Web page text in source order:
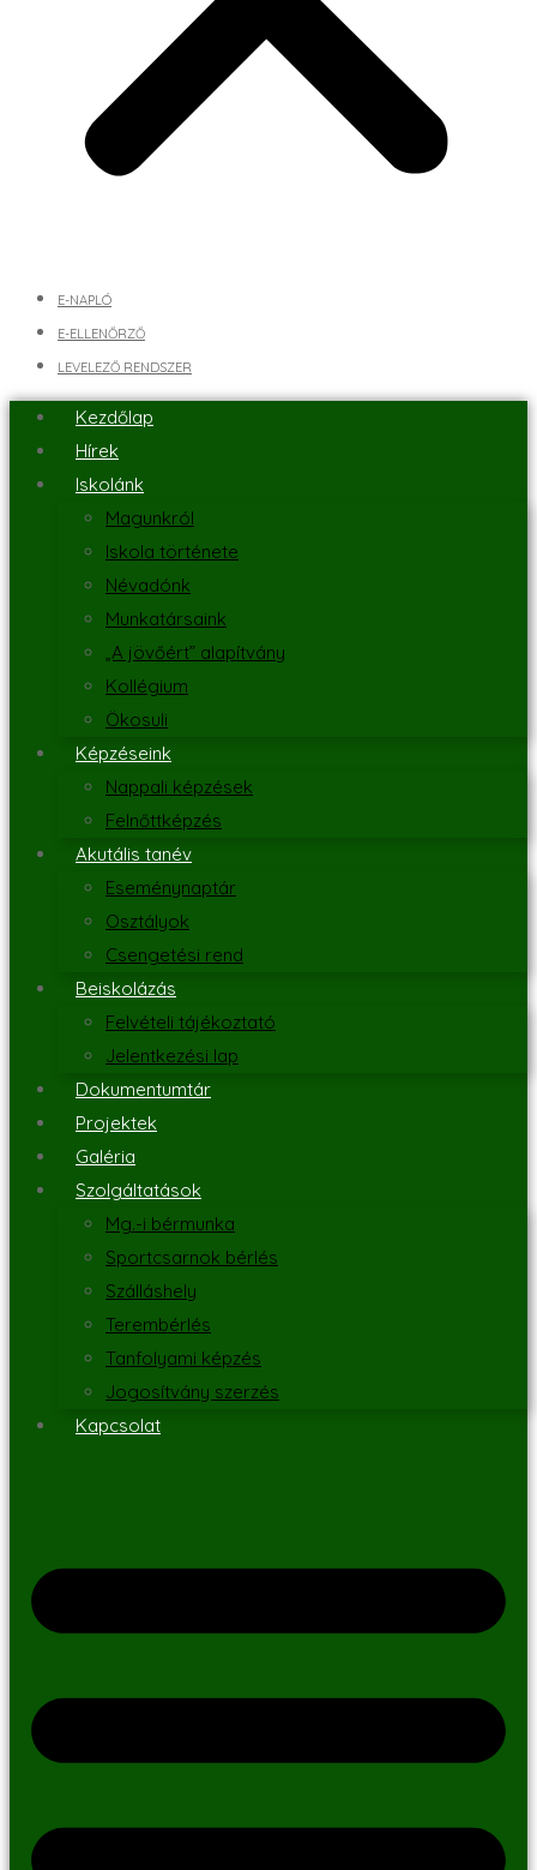
E-NAPLÓ
E-ELLENŐRZŐ
LEVELEZŐ RENDSZER
Kezdőlap
Hírek
Iskolánk
Magunkról
Iskola története
Névadónk
Munkatársaink
„A jövőért” alapítvány
Kollégium
Ökosuli
Képzéseink
Nappali képzések
Felnőttképzés
Akutális tanév
Eseménynaptár
Osztályok
Csengetési rend
Beiskolázás
Felvételi tájékoztató
Jelentkezési lap
Dokumentumtár
Projektek
Galéria
Szolgáltatások
Mg.-i bérmunka
Sportcsarnok bérlés
Szálláshely
Terembérlés
Tanfolyami képzés
Jogosítvány szerzés
Kapcsolat